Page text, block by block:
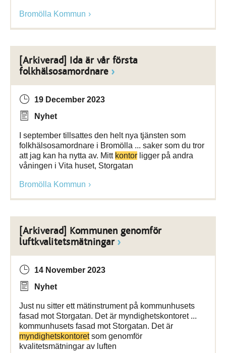
Bromölla Kommun
[Arkiverad] Ida är vår första
folkhälsosamordnare
19 December 2023
Nyhet
I september tillsattes den helt nya tjänsten som
folkhälsosamordnare i Bromölla ... saker som du tror
att jag kan ha nytta av. Mitt kontor ligger på andra
våningen i Vita huset, Storgatan
Bromölla Kommun
[Arkiverad] Kommunen genomför
luftkvalitetsmätningar
14 November 2023
Nyhet
Just nu sitter ett mätinstrument på kommunhusets
fasad mot Storgatan. Det är myndighetskontoret ...
kommunhusets fasad mot Storgatan. Det är
myndighetskontoretsom genomför
kvalitetsmätningar av luften